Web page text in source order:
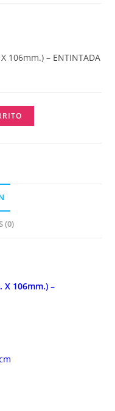
106mm.) – ENTINTADA
(0)
X 106mm.) –